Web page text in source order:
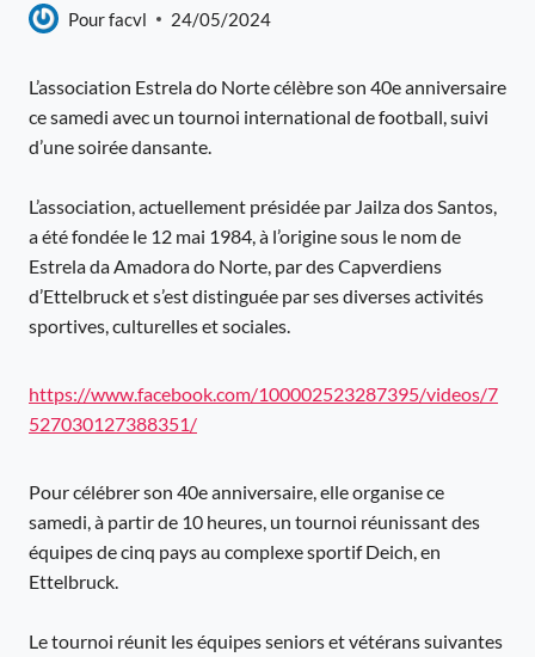
Pourfacvl 24/05/2024
L’association Estrela do Norte célèbre son 40e anniversaire
ce samedi avec un tournoi international de football, suivi
d’une soirée dansante.
L’association, actuellement présidée par Jailza dos Santos,
a été fondée le 12 mai 1984, à l’origine sous le nom de
Estrela da Amadora do Norte, par des Capverdiens
d’Ettelbruck et s’est distinguée par ses diverses activités
sportives, culturelles et sociales.
https://www.facebook.com/100002523287395/videos/7
527030127388351/
Pour célébrer son 40e anniversaire, elle organise ce
samedi, à partir de 10 heures, un tournoi réunissant des
équipes de cinq pays au complexe sportif Deich, en
Ettelbruck.
Le tournoi réunit les équipes seniors et vétérans suivantes